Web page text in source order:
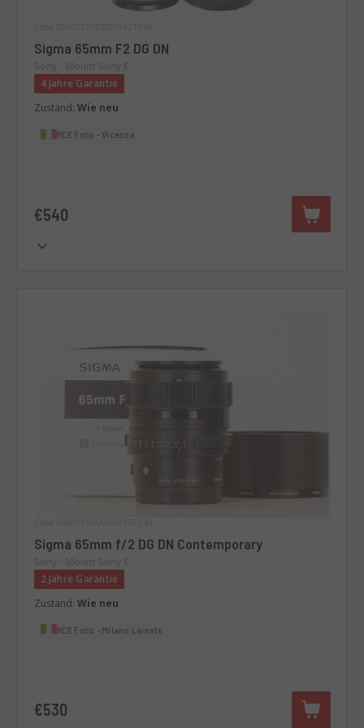
Sigma 65mm F2 DG DN
4 Jahre Garantie
Zustand: Wie neu
RCE Foto - Vicenza
€540
Sigma 65mm f/2 DG DN Contemporary
2 Jahre Garantie
Zustand: Wie neu
RCE Foto - Milano Lainate
€530